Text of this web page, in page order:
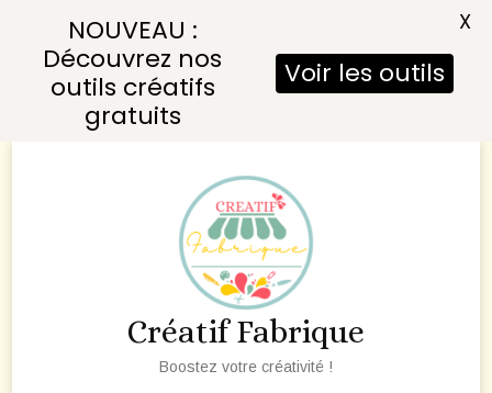
Créatif Fabrique
Boostez votre créativité !
NOUVEAU :
Découvrez nos
outils créatifs
gratuits
Voir les outils
X